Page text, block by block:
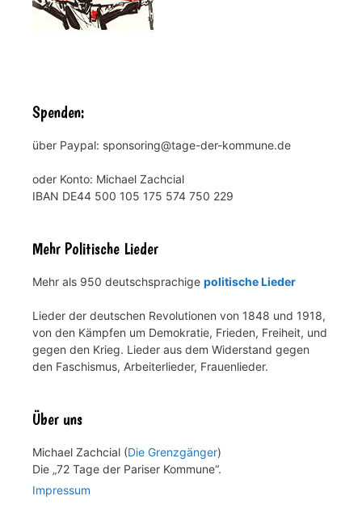
Spenden:
über Paypal: sponsoring@tage-der-kommune.de
oder Konto: Michael Zachcial
IBAN DE44 500 105 175 574 750 229
Mehr Politische Lieder
Mehr als 950 deutschsprachige politische Lieder
Lieder der deutschen Revolutionen von 1848 und 1918,
von den Kämpfen um Demokratie, Frieden, Freiheit, und
gegen den Krieg. Lieder aus dem Widerstand gegen
den Faschismus, Arbeiterlieder, Frauenlieder.
Über uns
Michael Zachcial (Die Grenzgänger)
Die „72 Tage der Pariser Kommune“.
Impressum